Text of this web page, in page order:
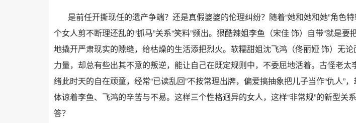
是前任开撕现任的遗产争端？还是真假婆婆的伦理纠纷？随着“她和她和她”角色
个女人剪不断理还乱的“抓马”关系“笑料”频出。狠酷辣姐李鱼（宋佳 饰）自带“就是
地撬开严肃现实的隙缝，给枯燥的生活添把烈火。软糯甜姐沈飞鸿（佟丽娅 饰）无
力量，却总有些出其不意的叛逆，能让自己在既定规则中，不委屈地活着。古怪老
绪此时天的自在顽童，经常“已读乱回”不按常理出牌，偏爱搞抽象把儿子当作“仇人”
体谅着李鱼、飞鸿的辛苦与不易。这样三个性格迥异的女人，这样“非常规”的新型关
答？